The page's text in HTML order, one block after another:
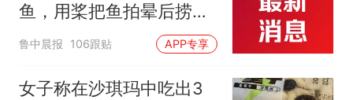
鱼，用桨把鱼拍晕后捞
起；当事人：鱼重7斤6
两，做成红烧辣子鱼块，
味道很好
鲁中晨报 106跟贴 APP专享
女子称在沙琪玛中吃出3